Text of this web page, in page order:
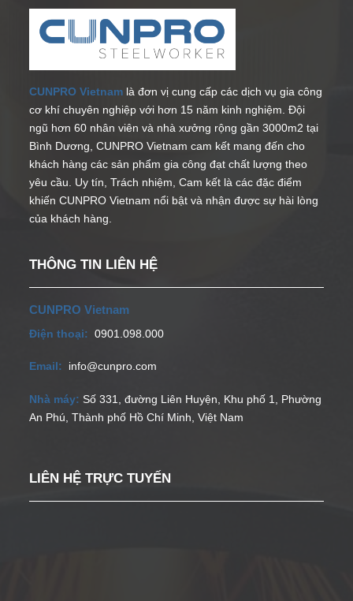
CUNPRO Vietnam là đơn vị cung cấp các dịch vụ gia công
cơ khí chuyên nghiệp với hơn 15 năm kinh nghiệm. Đội
ngũ hơn 60 nhân viên và nhà xưởng rộng gần 3000m2 tại
Bình Dương, CUNPRO Vietnam cam kết mang đến cho
khách hàng các sản phẩm gia công đạt chất lượng theo
yêu cầu. Uy tín, Trách nhiệm, Cam kết là các đặc điểm
khiến CUNPRO Vietnam nổi bật và nhận được sự hài lòng
của khách hàng.
THÔNG TIN LIÊN HỆ
CUNPRO Vietnam
Điện thoại: 0901.098.000
Email: info@cunpro.com
Nhà máy: Số 331, đường Liên Huyện, Khu phố 1, Phường
An Phú, Thành phố Hồ Chí Minh, Việt Nam
LIÊN HỆ TRỰC TUYẾN